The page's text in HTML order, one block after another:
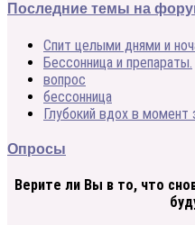
Последние темы на
Спит целыми днями и
Бессонница и препараты.
вопрос
бессонница
Глубокий вдох в момент
Опросы
Верите ли Вы в то, что